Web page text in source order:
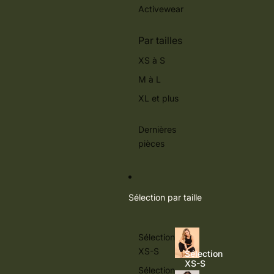
Activewear
Par tailles
XS à S
M à L
XL et plus
Dernières
pièces
Sélection par taille
Sélection
XS-S
Sélection
Sélection
XS-S